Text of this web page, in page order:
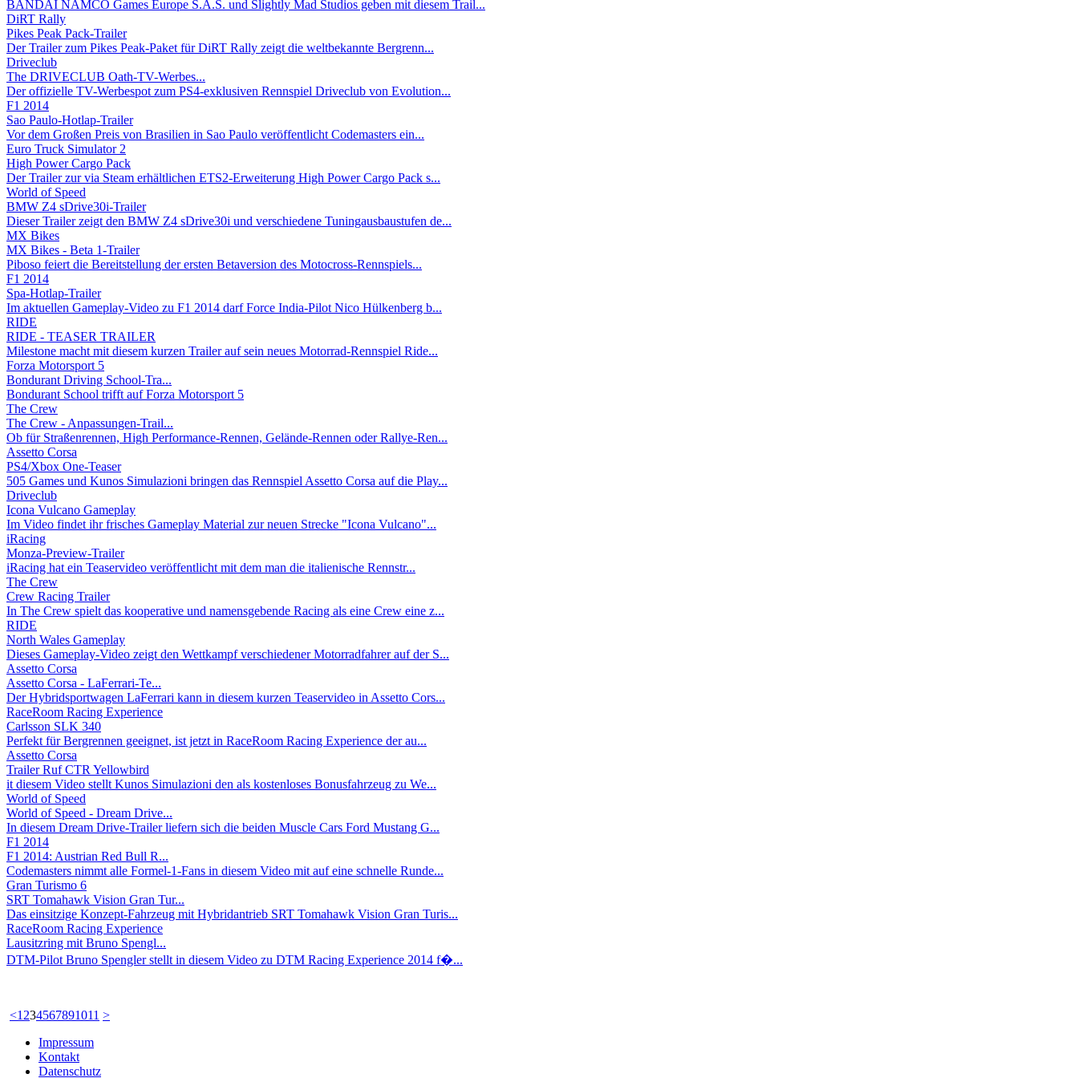
BANDAI NAMCO Games Europe S.A.S. und Slightly Mad Studios geben mit diesem Trail...
DiRT Rally
Pikes Peak Pack-Trailer
Der Trailer zum Pikes Peak-Paket für DiRT Rally zeigt die weltbekannte Bergrenn...
Driveclub
The DRIVECLUB Oath-TV-Werbes...
Der offizielle TV-Werbespot zum PS4-exklusiven Rennspiel Driveclub von Evolution...
F1 2014
Sao Paulo-Hotlap-Trailer
Vor dem Großen Preis von Brasilien in Sao Paulo veröffentlicht Codemasters ein...
Euro Truck Simulator 2
High Power Cargo Pack
Der Trailer zur via Steam erhältlichen ETS2-Erweiterung High Power Cargo Pack s...
World of Speed
BMW Z4 sDrive30i-Trailer
Dieser Trailer zeigt den BMW Z4 sDrive30i und verschiedene Tuningausbaustufen de...
MX Bikes
MX Bikes - Beta 1-Trailer
Piboso feiert die Bereitstellung der ersten Betaversion des Motocross-Rennspiels...
F1 2014
Spa-Hotlap-Trailer
Im aktuellen Gameplay-Video zu F1 2014 darf Force India-Pilot Nico Hülkenberg b...
RIDE
RIDE - TEASER TRAILER
Milestone macht mit diesem kurzen Trailer auf sein neues Motorrad-Rennspiel Ride...
Forza Motorsport 5
Bondurant Driving School-Tra...
Bondurant School trifft auf Forza Motorsport 5
The Crew
The Crew - Anpassungen-Trail...
Ob für Straßenrennen, High Performance-Rennen, Gelände-Rennen oder Rallye-Ren...
Assetto Corsa
PS4/Xbox One-Teaser
505 Games und Kunos Simulazioni bringen das Rennspiel Assetto Corsa auf die Play...
Driveclub
Icona Vulcano Gameplay
Im Video findet ihr frisches Gameplay Material zur neuen Strecke "Icona Vulcano"...
iRacing
Monza-Preview-Trailer
iRacing hat ein Teaservideo veröffentlicht mit dem man die italienische Rennstr...
The Crew
Crew Racing Trailer
In The Crew spielt das kooperative und namensgebende Racing als eine Crew eine z...
RIDE
North Wales Gameplay
Dieses Gameplay-Video zeigt den Wettkampf verschiedener Motorradfahrer auf der S...
Assetto Corsa
Assetto Corsa - LaFerrari-Te...
Der Hybridsportwagen LaFerrari kann in diesem kurzen Teaservideo in Assetto Cors...
RaceRoom Racing Experience
Carlsson SLK 340
Perfekt für Bergrennen geeignet, ist jetzt in RaceRoom Racing Experience der au...
Assetto Corsa
Trailer Ruf CTR Yellowbird
it diesem Video stellt Kunos Simulazioni den als kostenloses Bonusfahrzeug zu We...
World of Speed
World of Speed - Dream Drive...
In diesem Dream Drive-Trailer liefern sich die beiden Muscle Cars Ford Mustang G...
F1 2014
F1 2014: Austrian Red Bull R...
Codemasters nimmt alle Formel-1-Fans in diesem Video mit auf eine schnelle Runde...
Gran Turismo 6
SRT Tomahawk Vision Gran Tur...
Das einsitzige Konzept-Fahrzeug mit Hybridantrieb SRT Tomahawk Vision Gran Turis...
RaceRoom Racing Experience
Lausitzring mit Bruno Spengl...
DTM-Pilot Bruno Spengler stellt in diesem Video zu DTM Racing Experience 2014 f�...
<1 234567891011 >
Impressum
Kontakt
Datenschutz